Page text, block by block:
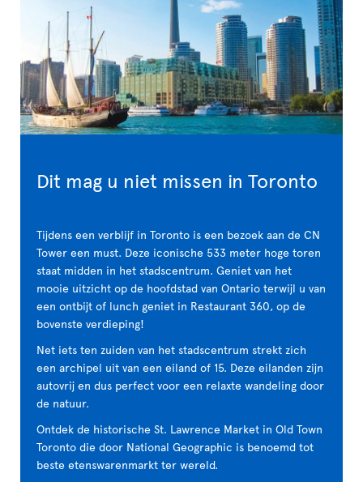
Dit mag u niet missen in Toronto
Tijdens een verblijf in Toronto is een bezoek aan de CN
Tower een must. Deze iconische 533 meter hoge toren
staat midden in het stadscentrum. Geniet van het
mooie uitzicht op de hoofdstad van Ontario terwijl u van
een ontbijt of lunch geniet in Restaurant 360, op de
bovenste verdieping!
Net iets ten zuiden van het stadscentrum strekt zich
een archipel uit van een eiland of 15. Deze eilanden zijn
autovrij en dus perfect voor een relaxte wandeling door
de natuur.
Ontdek de historische St. Lawrence Market in Old Town
Toronto die door National Geographic is benoemd tot
beste etenswarenmarkt ter wereld.